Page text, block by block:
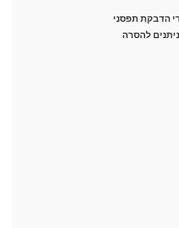
הדבקת תפסני
מכני לרכב) וניתנים להסרה